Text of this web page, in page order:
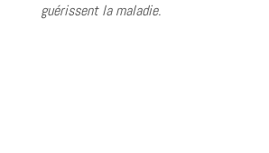
guérissent la maladie.